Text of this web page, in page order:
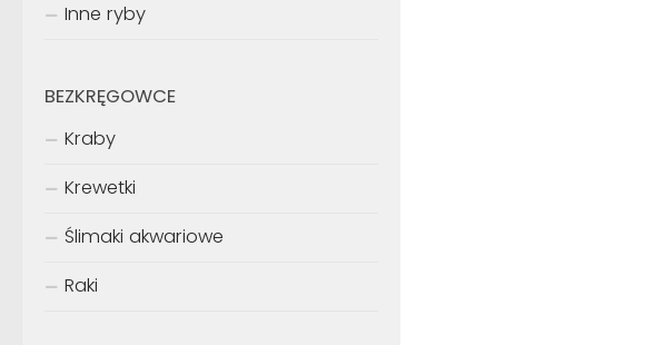
Inne ryby
BEZKRĘGOWCE
Kraby
Krewetki
Ślimaki akwariowe
Raki